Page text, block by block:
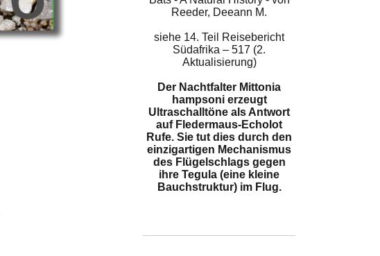
Reeder, Deeann M.
siehe 14. Teil Reisebericht
Südafrika – 517 (2.
Aktualisierung)
Der Nachtfalter Mittonia
hampsoni erzeugt
Ultraschalltöne als Antwort
auf Fledermaus-Echolot
Rufe. Sie tut dies durch den
einzigartigen Mechanismus
des Flügelschlags gegen
ihre Tegula (eine kleine
Bauchstruktur) im Flug.